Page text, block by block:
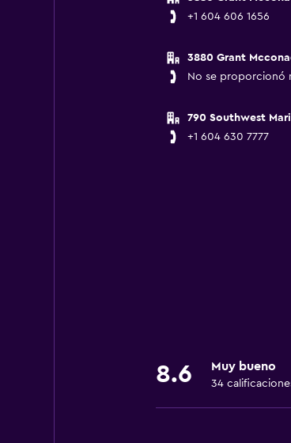
+1 604 606 1656
3880 Grant
No se proporcionó
790 Southwest
+1 604 630 7777
8.6 Muy bueno
34